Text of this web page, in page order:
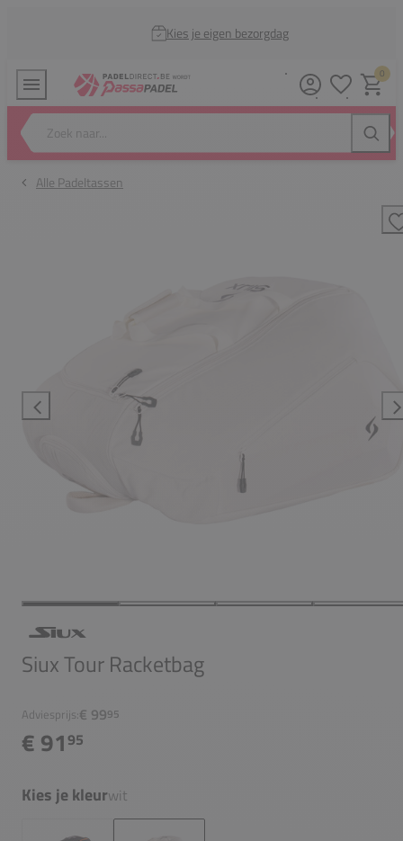
Kies je eigen bezorgdag
Zoek naar...
0
Alle Padeltassen
Siux Tour Racketbag
Adviesprijs:€ 9995
€ 9195
Kies je kleurwit